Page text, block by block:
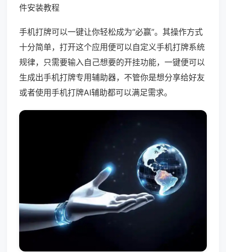
件安装教程
手机打牌可以一键让你轻松成为“必赢”。其操作方式
十分简单，打开这个应用便可以自定义手机打牌系统
规律，只需要输入自己想要的开挂功能，一键便可以
生成出手机打牌专用辅助器，不管你是想分享给好友
或者使用手机打牌AI辅助都可以满足需求。